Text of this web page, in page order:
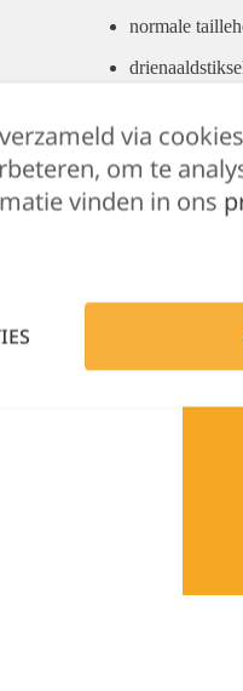
normale
getest op
65% polyester/
via
om te
vinden in ons